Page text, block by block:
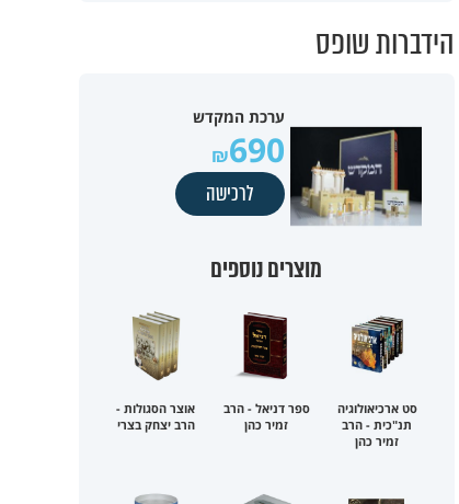
הידברות שופס
ערכת המקדש
690
לרכישה
מוצרים נוספים
סט ארכיאולוגיה
תנ"כית - הרב
זמיר כהן
ספר דניאל - הרב
זמיר כהן
אוצר הסגולות -
הרב יצחק בצרי